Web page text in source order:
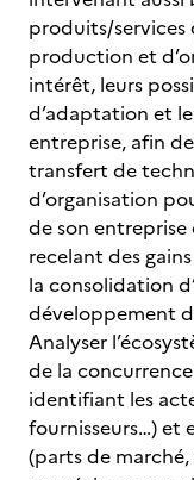
produits/services
production et
intérêt, leurs
d’adaptation et
entreprise, afin
transfert de
d’organisation
de son
recelant des
la consolidation
développement
Analyser
de la
identifiant les
fournisseurs…) et
(parts de